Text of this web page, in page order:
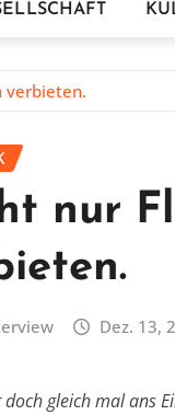
verbieten.
nur
Dez. 13,
doch gleich mal ans